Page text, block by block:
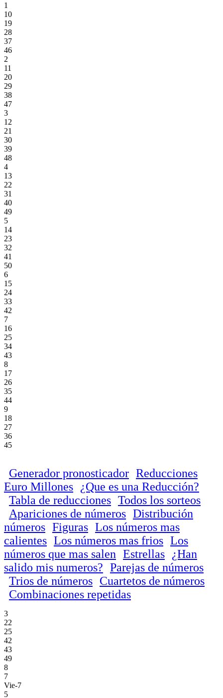
1
10
19
28
37
46
2
11
20
29
38
47
3
12
21
30
39
48
4
13
22
31
40
49
5
14
23
32
41
50
6
15
24
33
42
7
16
25
34
43
8
17
26
35
44
9
18
27
36
45
Generador pronosticador Reducciones
Euro Millones
¿Que es una Reducción?
Tabla de reducciones Todos los sorteos
Apariciones de números Distribución
números Figuras Los números mas
calientes Los números mas frios Los
números que mas salen Estrellas
¿Han
salido mis numeros? Parejas de números
Trios de números Cuartetos de números
Combinaciones repetidas
3
22
25
42
43
49
8
7
Vie-7
5